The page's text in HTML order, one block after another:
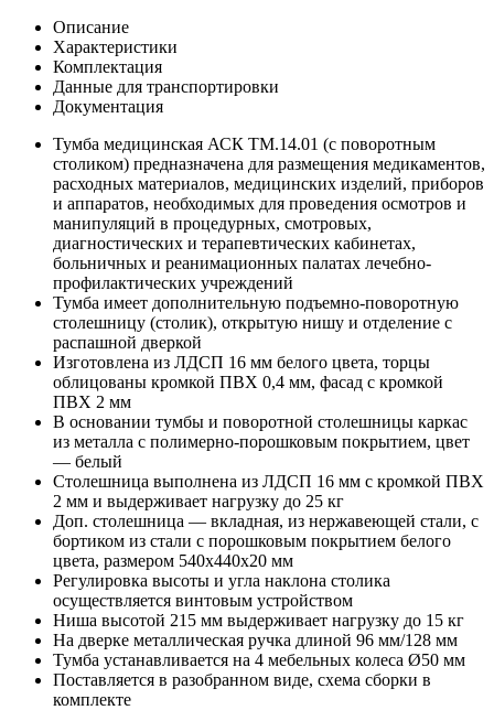
Описание
Характеристики
Комплектация
Данные для транспортировки
Документация
Тумба медицинская АСК ТМ.14.01 (с поворотным
столиком) предназначена для размещения медикаментов,
расходных материалов, медицинских изделий, приборов
и аппаратов, необходимых для проведения осмотров и
манипуляций в процедурных, смотровых,
диагностических и терапевтических кабинетах,
больничных и реанимационных палатах лечебно-
профилактических учреждений
Тумба имеет дополнительную подъемно-поворотную
столешницу (столик), открытую нишу и отделение с
распашной дверкой
Изготовлена из ЛДСП 16 мм белого цвета, торцы
облицованы кромкой ПВХ 0,4 мм, фасад с кромкой
ПВХ 2 мм
В основании тумбы и поворотной столешницы каркас
из металла с полимерно-порошковым покрытием, цвет
— белый
Столешница выполнена из ЛДСП 16 мм с кромкой ПВХ
2 мм и выдерживает нагрузку до 25 кг
Доп. столешница — вкладная, из нержавеющей стали, с
бортиком из стали с порошковым покрытием белого
цвета, размером 540x440x20 мм
Регулировка высоты и угла наклона столика
осуществляется винтовым устройством
Ниша высотой 215 мм выдерживает нагрузку до 15 кг
На дверке металлическая ручка длиной 96 мм/128 мм
Тумба устанавливается на 4 мебельных колеса Ø50 мм
Поставляется в разобранном виде, схема сборки в
комплекте